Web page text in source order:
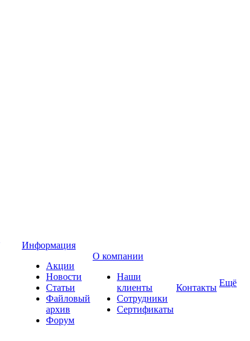
Информация
Акции
Новости
Статьи
Файловый
архив
Форум
О компании
Наши
клиенты
Сотрудники
Сертификаты
Контакты Ещё